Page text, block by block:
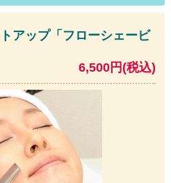
アップ「フローシェービ
6,500円(税込)